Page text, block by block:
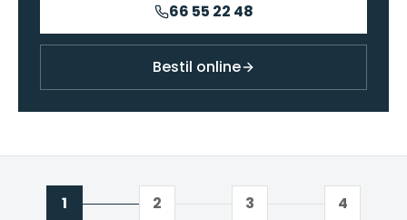
66 55 22 48
Bestil online
1 2 3 4